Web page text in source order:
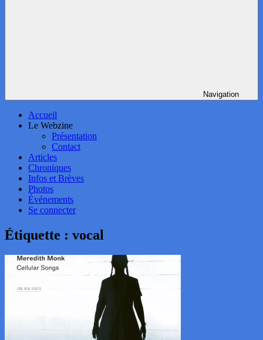
Navigation
Accueil
Le Webzine
Présentation
Contact
Articles
Chroniques
Infos et Brèves
Photos
Événements
Se connecter
Étiquette : vocal